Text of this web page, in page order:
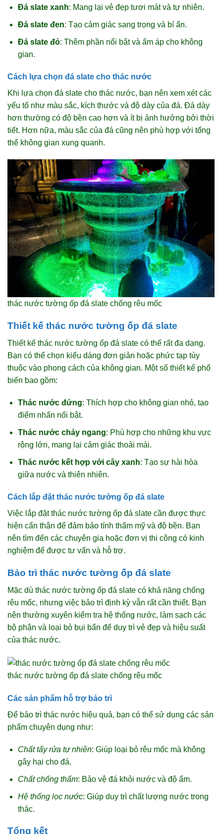
Đá slate xanh: Mang lại vẻ đẹp tươi mát và tự nhiên.
Đá slate đen: Tạo cảm giác sang trọng và bí ẩn.
Đá slate đỏ: Thêm phần nổi bật và ấm áp cho không
gian.
Cách lựa chọn đá slate cho thác nước
Khi lựa chọn đá slate cho thác nước, bạn nên xem xét các
yếu tố như màu sắc, kích thước và độ dày của đá. Đá dày
hơn thường có độ bền cao hơn và ít bị ảnh hưởng bởi thời
tiết. Hơn nữa, màu sắc của đá cũng nên phù hợp với tổng
thể không gian xung quanh.
thác nước tường ốp đá slate chống rêu mốc
Thiết kế thác nước tường ốp đá slate
Thiết kế thác nước tường ốp đá slate có thể rất đa dạng.
Bạn có thể chọn kiểu dáng đơn giản hoặc phức tạp tùy
thuộc vào phong cách của không gian. Một số thiết kế phổ
biến bao gồm:
Thác nước đứng: Thích hợp cho không gian nhỏ, tạo
điểm nhấn nổi bật.
Thác nước chảy ngang: Phù hợp cho những khu vực
rộng lớn, mang lại cảm giác thoải mái.
Thác nước kết hợp với cây xanh: Tạo sự hài hòa
giữa nước và thiên nhiên.
Cách lắp đặt thác nước tường ốp đá slate
Việc lắp đặt thác nước tường ốp đá slate cần được thực
hiện cẩn thận để đảm bảo tính thẩm mỹ và độ bền. Bạn
nên tìm đến các chuyên gia hoặc đơn vị thi công có kinh
nghiệm để được tư vấn và hỗ trợ.
Bảo trì thác nước tường ốp đá slate
Mặc dù thác nước tường ốp đá slate có khả năng chống
rêu mốc, nhưng việc bảo trì định kỳ vẫn rất cần thiết. Bạn
nên thường xuyên kiểm tra hệ thống nước, làm sạch các
bộ phận và loại bỏ bụi bẩn để duy trì vẻ đẹp và hiệu suất
của thác nước.
thác nước tường ốp đá slate chống rêu mốc
Các sản phẩm hỗ trợ bảo trì
Để bảo trì thác nước hiệu quả, bạn có thể sử dụng các sản
phẩm chuyên dụng như:
Chất tẩy rửa tự nhiên: Giúp loại bỏ rêu mốc mà không
gây hại cho đá.
Chất chống thấm: Bảo vệ đá khỏi nước và độ ẩm.
Hệ thống lọc nước: Giúp duy trì chất lượng nước trong
thác.
Tổng kết